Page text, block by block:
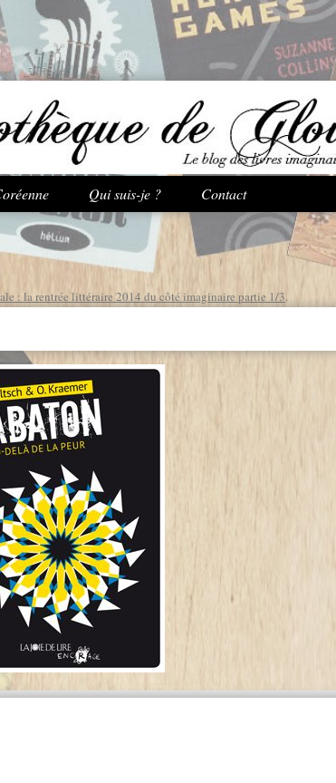
Aller au contenu principal
Qui suis-je ? Contact
: la rentrée littéraire 2014 du côté imaginaire partie 1/3.